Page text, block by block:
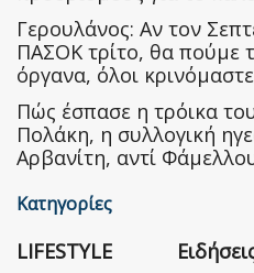
Γερουλάνος: Αν τον
ΠΑΣΟΚ τρίτο, θα πούμε
όργανα, όλοι
Πώς έσπασε η τρόικα
Πολάκη, η συλλογική
Αρβανίτη, αντί
Κατηγορίες
LIFESTYLE